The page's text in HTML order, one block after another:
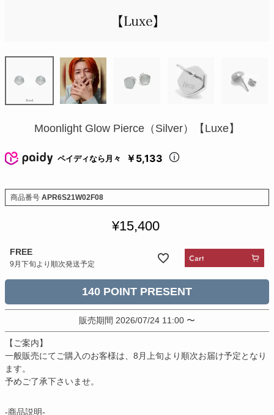
Moonlight Glow Pierce（Silver）【Luxe】
ペイディなら月々 ￥5,133
商品番号 APR6S21W02F08
¥15,400
FREE
9月下旬より順次発送予定
140
販売期間 2026/07/24 11:00 〜
【ご案内】
一般販売にてご購入のお客様は、8月上旬より順次お届け予定となり
ます。
予めご了承下さいませ。
-商品説明-